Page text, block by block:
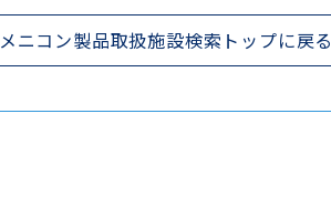
メニコン製品取扱施設検索トップに戻る